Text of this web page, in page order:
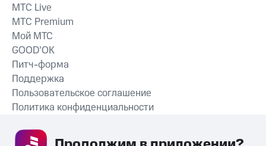
СКАЧАТЬ ПРИЛОЖЕНИЕ
MTС Live
MTС Premium
Мой МТС
GOOD’OK
Питч-форма
Поддержка
Пользовательское соглашение
Политика конфиденциальности